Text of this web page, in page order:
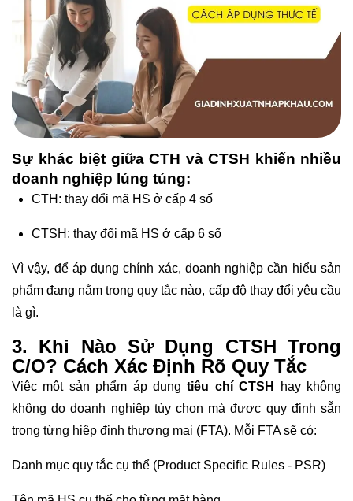
Sự khác biệt giữa CTH và CTSH khiến nhiều
doanh nghiệp lúng túng:
CTH: thay đổi mã HS ở cấp 4 số
CTSH: thay đổi mã HS ở cấp 6 số
Vì vậy, để áp dụng chính xác, doanh nghiệp cần hiểu sản
phẩm đang nằm trong quy tắc nào, cấp độ thay đổi yêu cầu
là gì.
3. Khi Nào Sử Dụng CTSH Trong
C/O? Cách Xác Định Rõ Quy Tắc
Việc một sản phẩm áp dụngtiêu chí CTSH
hay không
không do doanh nghiệp tùy chọn mà được quy định sẵn
trong từng hiệp định thương mại (FTA). Mỗi FTA sẽ có:
Danh mục quy tắc cụ thể (Product Specific Rules - PSR)